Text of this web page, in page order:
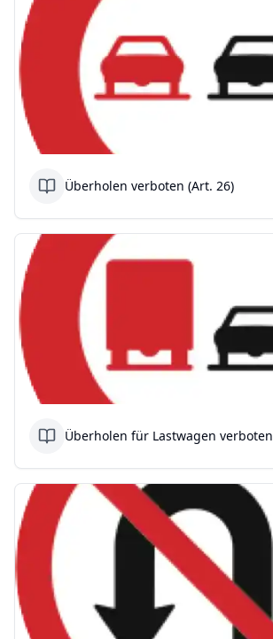
Überholen verboten (Art. 26)
Überholen für Lastwagen